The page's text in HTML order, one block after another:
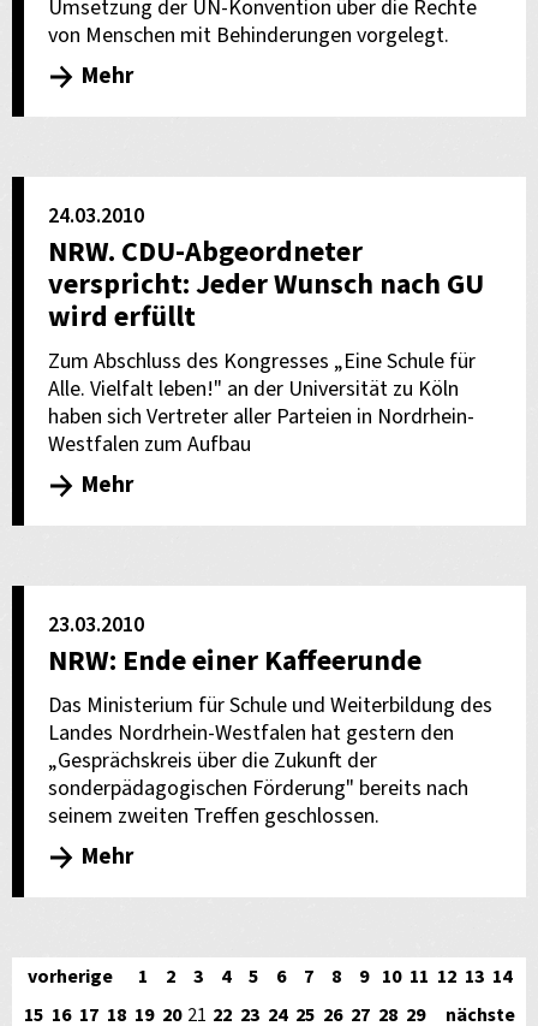
Umsetzung der UN-Konvention über die Rechte
von Menschen mit Behinderungen vorgelegt.
Mehr
24.03.2010
NRW. CDU-Abgeordneter
verspricht: Jeder Wunsch nach GU
wird erfüllt
Zum Abschluss des Kongresses „Eine Schule für
Alle. Vielfalt leben!" an der Universität zu Köln
haben sich Vertreter aller Parteien in Nordrhein-
Westfalen zum Aufbau
Mehr
23.03.2010
NRW: Ende einer Kaffeerunde
Das Ministerium für Schule und Weiterbildung des
Landes Nordrhein-Westfalen hat gestern den
„Gesprächskreis über die Zukunft der
sonderpädagogischen Förderung" bereits nach
seinem zweiten Treffen geschlossen.
Mehr
vorherige 1 2 3 4 5 6 7 8 9 10 11 12 13 14
15 16 17 18 19 20 21 22 23 24 25 26 27 28 29 nächste